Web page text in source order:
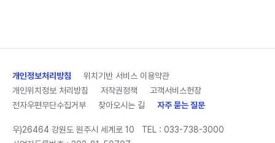
개인정보처리방침
위치기반 서비스 이용약관
개인위치정보 처리방침
저작권정책
고객서비스헌장
전자우편무단수집거부
찾아오시는 길 자주 묻는 질문
우)26464 강원도 원주시 세계로 10 TEL : 033-738-3000